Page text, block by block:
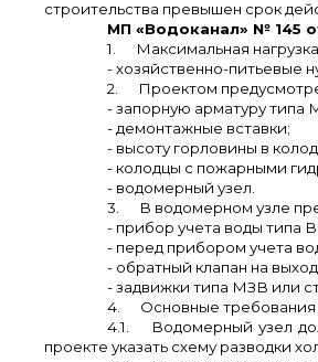
строительства превышен срок
МП «Водоканал» № 145
1.
Максимальная
- хозяйственно-питьевые
2.
Проектом
- запорную арматуру типа
- демонтажные вставки;
- высоту горловины в
- колодцы с пожарными
- водомерный узел.
3.
В водомерном узле
- прибор учета воды типа
- перед прибором учета
- обратный клапан на
- задвижки типа МЗВ или
4.
Основные
4.1.
Водомерный узел
проекте указать схему разводки